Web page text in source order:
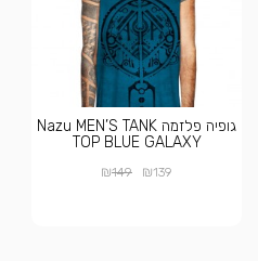
גופיה פלזמה Nazu MEN’S TANK
TOP BLUE GALAXY
₪139
₪149